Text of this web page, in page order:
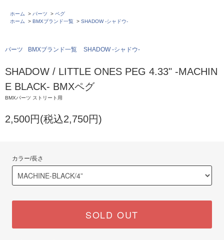
ホーム > パーツ > ペグ
ホーム
> BMXブランド一覧 > SHADOW -シャドウ-
パーツ BMXブランド一覧 SHADOW -シャドウ-
SHADOW / LITTLE ONES PEG 4.33" -MACHIN
E BLACK- BMXペグ
BMXパーツ ストリート用
2,500円(税込2,750円)
カラー/長さ
SOLD OUT